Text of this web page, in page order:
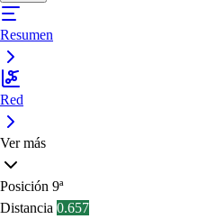
Resumen
Red
Ver más
Posición 9ª
Distancia 0.657